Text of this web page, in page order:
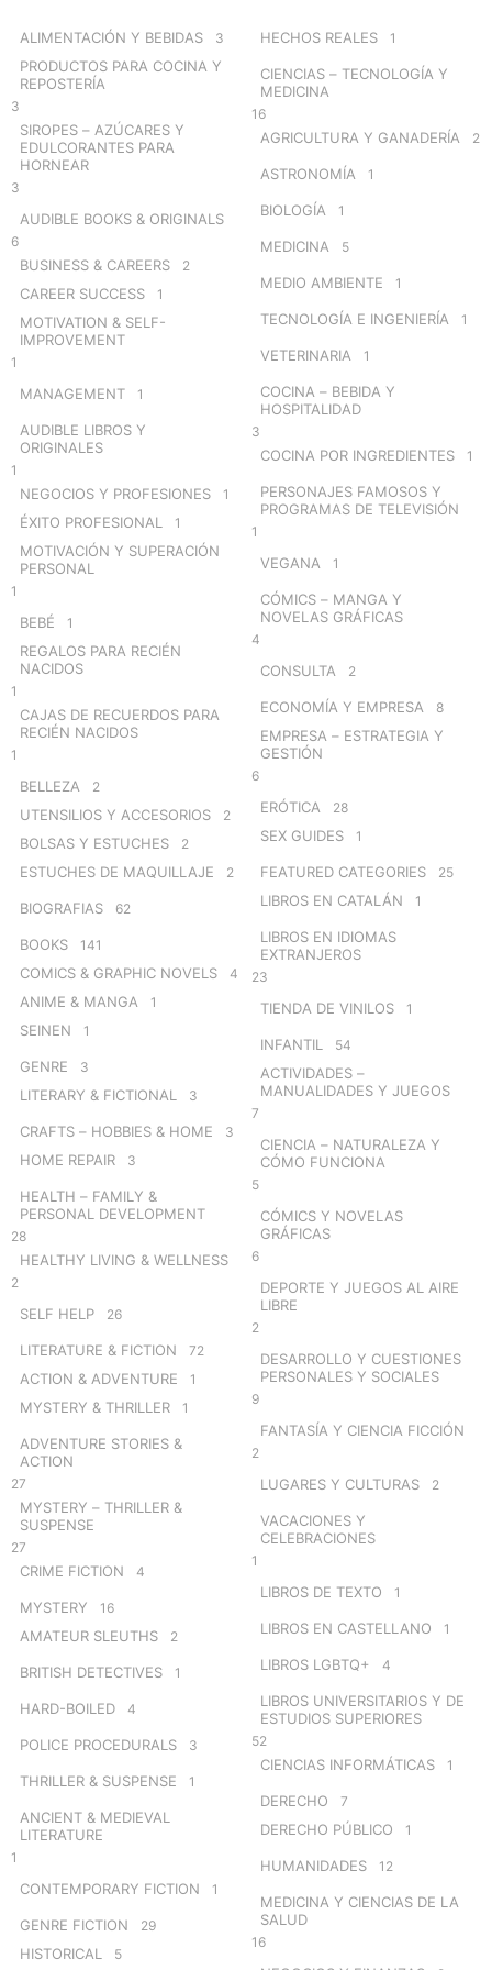
ALIMENTACIÓN Y BEBIDAS 3
PRODUCTOS PARA COCINA Y
REPOSTERÍA
3
SIROPES – AZÚCARES Y
EDULCORANTES PARA
HORNEAR
3
AUDIBLE BOOKS & ORIGINALS
6
BUSINESS & CAREERS 2
CAREER SUCCESS 1
MOTIVATION & SELF-
IMPROVEMENT
1
MANAGEMENT 1
AUDIBLE LIBROS Y
ORIGINALES
1
NEGOCIOS Y PROFESIONES 1
ÉXITO PROFESIONAL 1
MOTIVACIÓN Y SUPERACIÓN
PERSONAL
1
BEBÉ 1
REGALOS PARA RECIÉN
NACIDOS
1
CAJAS DE RECUERDOS PARA
RECIÉN NACIDOS
1
BELLEZA 2
UTENSILIOS Y ACCESORIOS 2
BOLSAS Y ESTUCHES 2
ESTUCHES DE MAQUILLAJE 2
BIOGRAFIAS 62
BOOKS 141
COMICS & GRAPHIC NOVELS 4
ANIME & MANGA 1
SEINEN 1
GENRE 3
LITERARY & FICTIONAL 3
CRAFTS – HOBBIES & HOME 3
HOME REPAIR 3
HEALTH – FAMILY &
PERSONAL DEVELOPMENT
28
HEALTHY LIVING & WELLNESS
2
SELF HELP 26
LITERATURE & FICTION 72
ACTION & ADVENTURE 1
MYSTERY & THRILLER 1
ADVENTURE STORIES &
ACTION
27
MYSTERY – THRILLER &
SUSPENSE
27
CRIME FICTION 4
MYSTERY 16
AMATEUR SLEUTHS 2
BRITISH DETECTIVES 1
HARD-BOILED 4
POLICE PROCEDURALS 3
THRILLER & SUSPENSE 1
ANCIENT & MEDIEVAL
LITERATURE
1
CONTEMPORARY FICTION 1
GENRE FICTION 29
HISTORICAL 5
HECHOS REALES 1
CIENCIAS – TECNOLOGÍA Y
MEDICINA
16
AGRICULTURA Y GANADERÍA 2
ASTRONOMÍA 1
BIOLOGÍA 1
MEDICINA 5
MEDIO AMBIENTE 1
TECNOLOGÍA E INGENIERÍA 1
VETERINARIA 1
COCINA – BEBIDA Y
HOSPITALIDAD
3
COCINA POR INGREDIENTES 1
PERSONAJES FAMOSOS Y
PROGRAMAS DE TELEVISIÓN
1
VEGANA 1
CÓMICS – MANGA Y
NOVELAS GRÁFICAS
4
CONSULTA 2
ECONOMÍA Y EMPRESA 8
EMPRESA – ESTRATEGIA Y
GESTIÓN
6
ERÓTICA 28
SEX GUIDES 1
FEATURED CATEGORIES 25
LIBROS EN CATALÁN 1
LIBROS EN IDIOMAS
EXTRANJEROS
23
TIENDA DE VINILOS 1
INFANTIL 54
ACTIVIDADES –
MANUALIDADES Y JUEGOS
7
CIENCIA – NATURALEZA Y
CÓMO FUNCIONA
5
CÓMICS Y NOVELAS
GRÁFICAS
6
DEPORTE Y JUEGOS AL AIRE
LIBRE
2
DESARROLLO Y CUESTIONES
PERSONALES Y SOCIALES
9
FANTASÍA Y CIENCIA FICCIÓN
2
LUGARES Y CULTURAS 2
VACACIONES Y
CELEBRACIONES
1
LIBROS DE TEXTO 1
LIBROS EN CASTELLANO 1
LIBROS LGBTQ+ 4
LIBROS UNIVERSITARIOS Y DE
ESTUDIOS SUPERIORES
52
CIENCIAS INFORMÁTICAS 1
DERECHO 7
DERECHO PÚBLICO 1
HUMANIDADES 12
MEDICINA Y CIENCIAS DE LA
SALUD
16